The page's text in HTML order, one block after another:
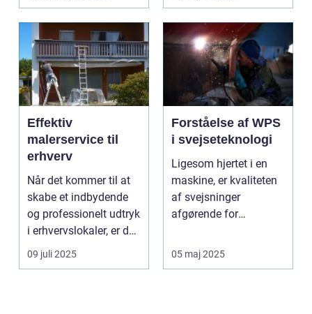
Effektiv
malerservice til
erhverv
Når det kommer til at
skabe et indbydende
og professionelt udtryk
i erhvervslokaler, er det
af...
09 juli 2025
Forståelse af WPS
i svejseteknologi
Ligesom hjertet i en
maskine, er kvaliteten
af svejsninger
afgørende for
05 maj 2025